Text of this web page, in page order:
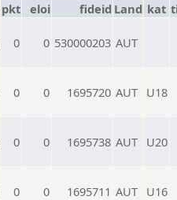
pkt eloi fideid Land kat
0 0 530000203 AUT
0 0 1695720 AUT U18
0 0 1695738 AUT U20
0 0 1695711 AUT U16